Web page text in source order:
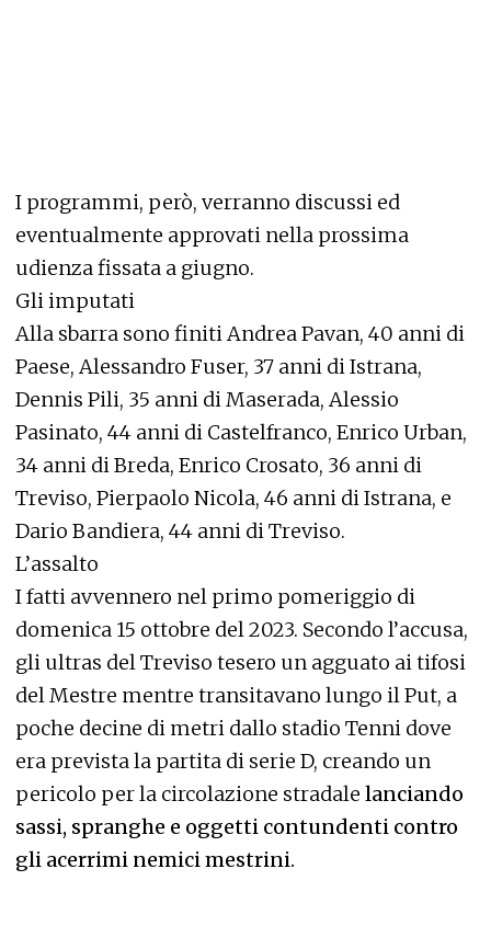
I programmi, però, verranno discussi ed
eventualmente approvati nella prossima
udienza fissata a giugno.
Gli imputati
Alla sbarra sono finiti Andrea Pavan, 40 anni di
Paese, Alessandro Fuser, 37 anni di Istrana,
Dennis Pili, 35 anni di Maserada, Alessio
Pasinato, 44 anni di Castelfranco, Enrico Urban,
34 anni di Breda, Enrico Crosato, 36 anni di
Treviso, Pierpaolo Nicola, 46 anni di Istrana, e
Dario Bandiera, 44 anni di Treviso.
L’assalto
I fatti avvennero nel primo pomeriggio di
domenica 15 ottobre del 2023. Secondo l’accusa,
gli ultras del Treviso tesero un agguato ai tifosi
del Mestre mentre transitavano lungo il Put, a
poche decine di metri dallo stadio Tenni dove
era prevista la partita di serie D, creando un
pericolo per la circolazione stradale lanciando
sassi, spranghe e oggetti contundenti contro
gli acerrimi nemici mestrini.